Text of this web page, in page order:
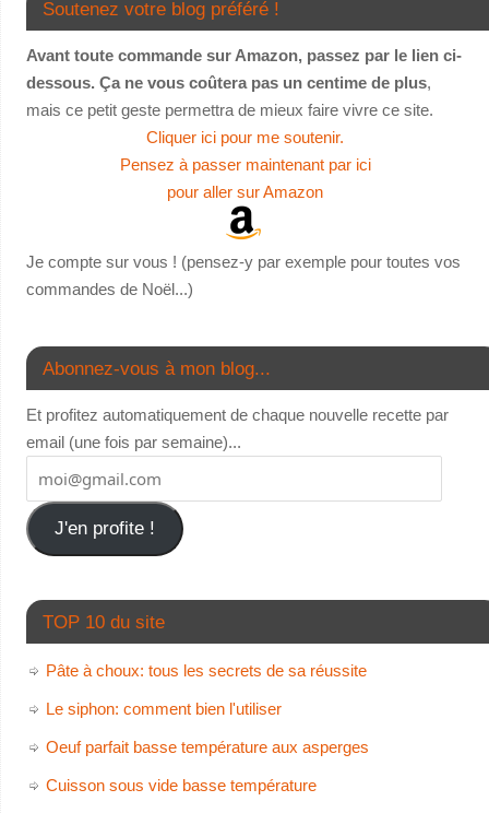
Soutenez votre blog préféré !
Avant toute commande sur Amazon, passez par le lien ci-
dessous. Ça ne vous coûtera pas un centime de plus,
mais ce petit geste permettra de mieux faire vivre ce site.
Cliquer ici pour me soutenir.
Pensez à passer maintenant par ici
pour aller sur Amazon
Je compte sur vous ! (pensez-y par exemple pour toutes vos
commandes de Noël...)
Abonnez-vous à mon blog...
Et profitez automatiquement de chaque nouvelle recette par
email (une fois par semaine)...
J'en profite !
TOP 10 du site
Pâte à choux: tous les secrets de sa réussite
Le siphon: comment bien l'utiliser
Oeuf parfait basse température aux asperges
Cuisson sous vide basse température